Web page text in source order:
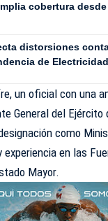
cobertura
distorsiones
de Electricidad
un oficial con una
General del
como
en las
Mayor.